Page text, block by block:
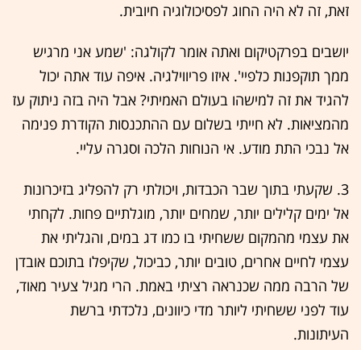
זאת, זה לא היה החוג לפסיכולוגיה חיובית.
יושבים בפרקטיקום ואתה אומר לקולגה: 'שמע אני מרגיש
ממך תוקפנות כלפיי'. איזו פריווילגיה. איפה עוד אתה יכול
להגיד את זה למישהו בעולם האמיתי? אבל היה בזה ניתוק עז
מהמציאות. לא חייתי בשלום עם ההתכנסות הקודרת פנימה
אל נבכי התת מודע. אי הנוחות הלכה וסגרה עליי.
3. שקעתי בתוך שבר הכבדות, ויכולתי רק להפליג בזיכרונות
אל ימים קלילים יותר, שמחים יותר, מוגלתיים פחות. לקחתי
את עצמי מהמקום ששחיתי בו כמו דג במים, והגליתי את
עצמי לחיים אחרים, טובים יותר, כביכול, שקיפלו בתוכם אובדן
של הרבה ממה שכנראה רציתי באמת. הרי מגיל צעיר מאוד,
עוד לפני ששחיתי ליותר מדי כיוונים, נלכדתי ברשת
העיתונות.